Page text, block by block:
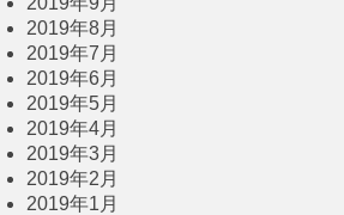
2019年8月
2019年7月
2019年6月
2019年5月
2019年4月
2019年3月
2019年2月
2019年1月